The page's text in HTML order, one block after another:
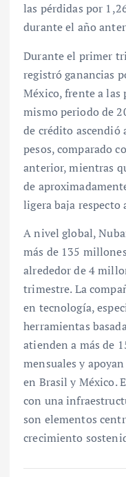
las pérdidas por
durante el año
Durante el primer
registró ganancias
México, frente a las
mismo periodo de
de crédito ascendió
pesos, comparado
anterior, mientras
de
ligera baja respecto
A nivel global,
más de 135
alrededor de 4
trimestre. La
en tecnología,
herramientas
atienden a más de
mensuales y
en Brasil y México.
con una
son elementos
crecimiento